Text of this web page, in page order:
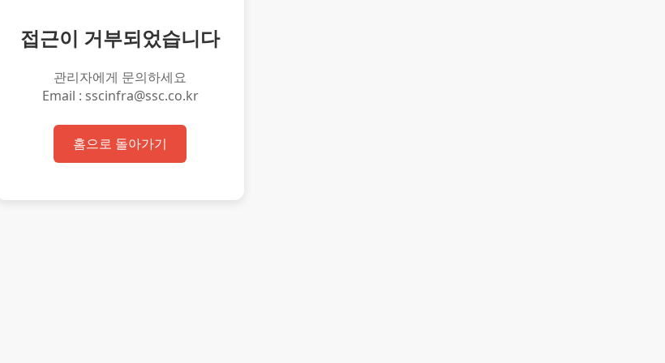
접근이 거부되었습니다
관리자에게 문의하세요
Email : sscinfra@ssc.co.kr
홈으로 돌아가기